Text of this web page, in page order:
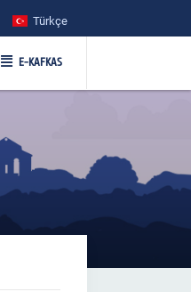
Türkçe
E-KAFKAS